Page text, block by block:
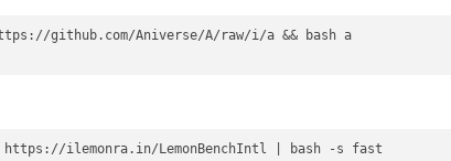
github.com/Aniverse/A/raw/i/a && bash a
ilemonra.in/LemonBenchIntl | bash -s fast